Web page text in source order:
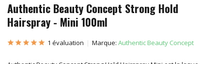
Authentic Beauty Concept Strong Hold
Hairspray - Mini 100ml
1 évaluation Marque: Authentic Beauty Concept